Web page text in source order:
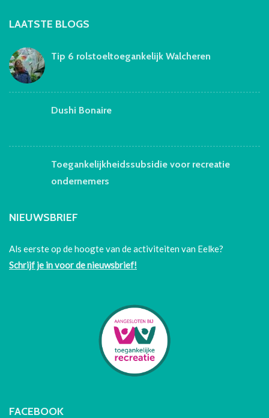
LAATSTE BLOGS
Tip 6 rolstoeltoegankelijk Walcheren
Dushi Bonaire
Toegankelijkheidssubsidie voor recreatie
ondernemers
NIEUWSBRIEF
Als eerste op de hoogte van de activiteiten van Eelke?
Schrijf je in voor de nieuwsbrief!
FACEBOOK